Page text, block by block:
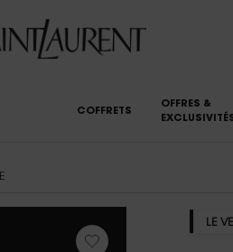
COFFRETS
OFFRES &
LE